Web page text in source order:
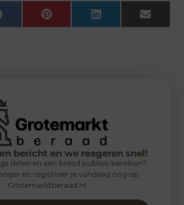
FacebookPinterest LinkedIn Email
bericht en we reageren snel!
delen en een breed publiek bereiken?
en registreer je vandaag nog op
Grotemarktberaad.nl